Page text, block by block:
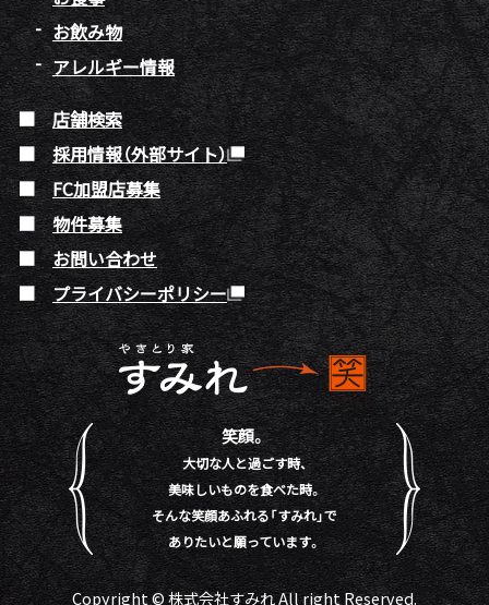
お飲み物
アレルギー情報
店舗検索
採用情報（外部サイト）
FC加盟店募集
物件募集
お問い合わせ
プライバシーポリシー
笑顔。
大切な人と過ごす時、
美味しいものを食べた時。
そんな笑顔あふれる「すみれ」で
ありたいと願っています。
Copyright © 株式会社すみれ All right Reserved.